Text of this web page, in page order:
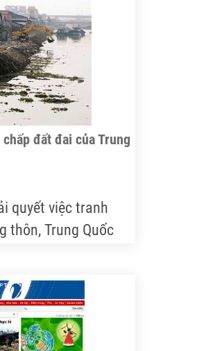
đất đai của Trung
quyết việc tranh
thôn, Trung Quốc
thầu đất đai
dung quan trọng
bản tin chính
-2009….